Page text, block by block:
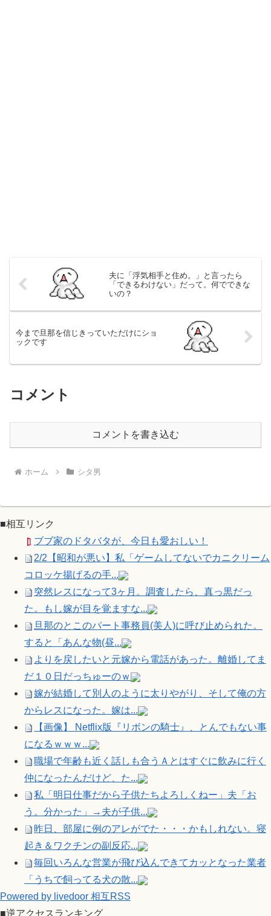
夫に「浮気相手と住め。」と言ったら
「できるわけない」だって。何でできな
いの？
今まで旦那を信じきっていただけにショ
ックです
コメント
コメントを書き込む
ホーム シタ男
■相互リンク
ブブ家のドタバタが、今日も愛おしい！
2/2【昭和が悪い】私「ゲームしてないでカニクリーム
コロッケ揚げるの手...
突然レスになって3ヶ月。調査したら、真っ黒だっ
た。もし嫁が目を覚ますな...
旦那のとこのパート事務員(美人)に呼び止められた。
すると「あんな物(昼...
よりを戻したいと元嫁から電話があった。離婚してま
だ１０日だっちゅーのｗ
嫁が結婚して別人のように太りやがり、そして俺の方
からレスになった。嫁は...
【画像】 Netflix版『リボンの騎士』、とんでもない事
になるｗｗｗ...
職場で年齢も近く話しも合うＡとはすぐに飲みに行く
仲になったんだけど、た...
私「明日仕事だから子供たちよろしくねー」夫「お
う。分かった」→夫が子供...
昨日、部屋に例のアレがでた・・・かもしれない。寝
起き＆ワクチンの副反応...
毎回いろんな営業が飛び込んできてカッとなった業者
「うちで飼ってる犬の散...
Powered by livedoor 相互RSS
■逆アクセスランキング